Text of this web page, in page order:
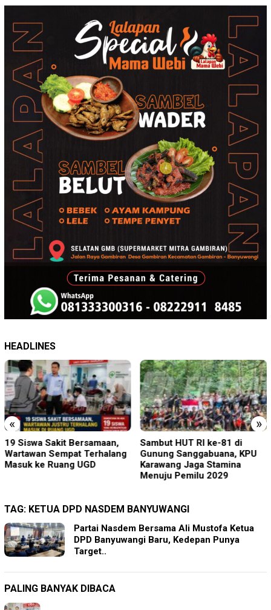
HEADLINES
« »
19 Siswa Sakit Bersamaan,
Wartawan Sempat Terhalang
Masuk ke Ruang UGD
Sambut HUT RI ke-81 di
Gunung Sanggabuana, KPU
Karawang Jaga Stamina
Menuju Pemilu 2029
TAG: KETUA DPD NASDEM BANYUWANGI
Partai Nasdem Bersama Ali Mustofa Ketua
DPD Banyuwangi Baru, Kedepan Punya
Target..
PALING BANYAK DIBACA